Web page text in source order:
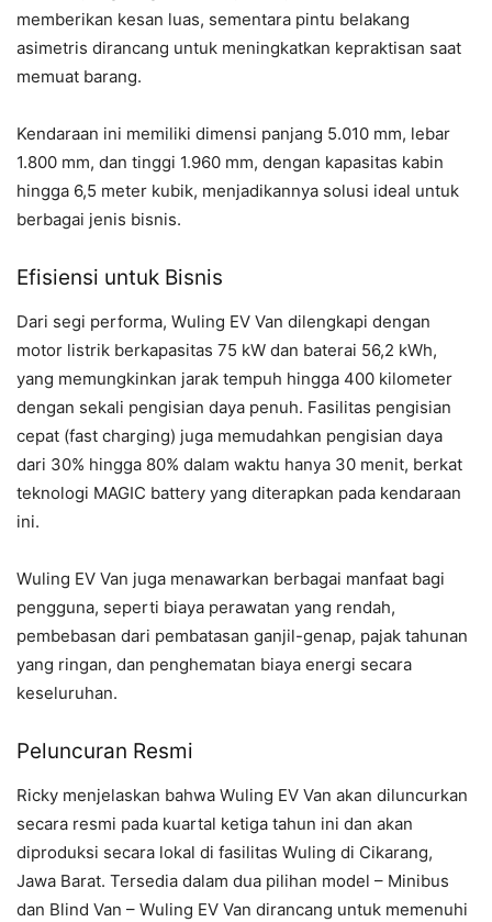
memberikan kesan luas, sementara pintu belakang
asimetris dirancang untuk meningkatkan kepraktisan saat
memuat barang.
Kendaraan ini memiliki dimensi panjang 5.010 mm, lebar
1.800 mm, dan tinggi 1.960 mm, dengan kapasitas kabin
hingga 6,5 meter kubik, menjadikannya solusi ideal untuk
berbagai jenis bisnis.
Efisiensi untuk Bisnis
Dari segi performa, Wuling EV Van dilengkapi dengan
motor listrik berkapasitas 75 kW dan baterai 56,2 kWh,
yang memungkinkan jarak tempuh hingga 400 kilometer
dengan sekali pengisian daya penuh. Fasilitas pengisian
cepat (fast charging) juga memudahkan pengisian daya
dari 30% hingga 80% dalam waktu hanya 30 menit, berkat
teknologi MAGIC battery yang diterapkan pada kendaraan
ini.
Wuling EV Van juga menawarkan berbagai manfaat bagi
pengguna, seperti biaya perawatan yang rendah,
pembebasan dari pembatasan ganjil-genap, pajak tahunan
yang ringan, dan penghematan biaya energi secara
keseluruhan.
Peluncuran Resmi
Ricky menjelaskan bahwa Wuling EV Van akan diluncurkan
secara resmi pada kuartal ketiga tahun ini dan akan
diproduksi secara lokal di fasilitas Wuling di Cikarang,
Jawa Barat. Tersedia dalam dua pilihan model – Minibus
dan Blind Van – Wuling EV Van dirancang untuk memenuhi